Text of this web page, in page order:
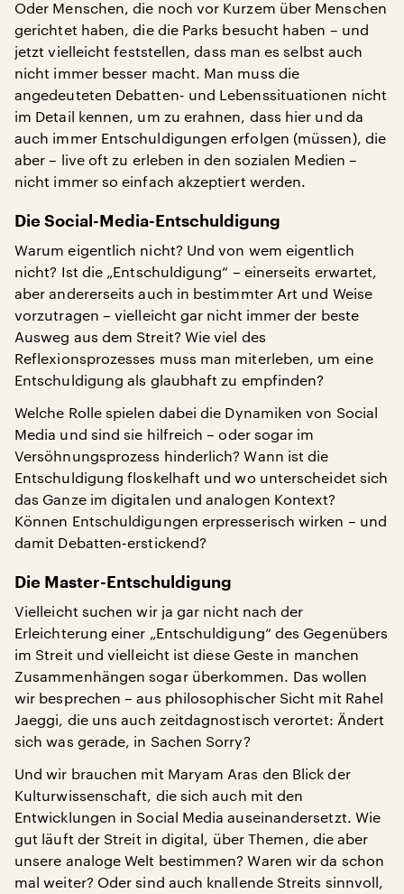
Oder Menschen, die noch vor Kurzem über Menschen
gerichtet haben, die die Parks besucht haben – und
jetzt vielleicht feststellen, dass man es selbst auch
nicht immer besser macht. Man muss die
angedeuteten Debatten- und Lebenssituationen nicht
im Detail kennen, um zu erahnen, dass hier und da
auch immer Entschuldigungen erfolgen (müssen), die
aber – live oft zu erleben in den sozialen Medien –
nicht immer so einfach akzeptiert werden.
Die Social-Media-Entschuldigung
Warum eigentlich nicht? Und von wem eigentlich
nicht? Ist die „Entschuldigung“ – einerseits erwartet,
aber andererseits auch in bestimmter Art und Weise
vorzutragen – vielleicht gar nicht immer der beste
Ausweg aus dem Streit? Wie viel des
Reflexionsprozesses muss man miterleben, um eine
Entschuldigung als glaubhaft zu empfinden?
Welche Rolle spielen dabei die Dynamiken von Social
Media und sind sie hilfreich – oder sogar im
Versöhnungsprozess hinderlich? Wann ist die
Entschuldigung floskelhaft und wo unterscheidet sich
das Ganze im digitalen und analogen Kontext?
Können Entschuldigungen erpresserisch wirken – und
damit Debatten-erstickend?
Die Master-Entschuldigung
Vielleicht suchen wir ja gar nicht nach der
Erleichterung einer „Entschuldigung“ des Gegenübers
im Streit und vielleicht ist diese Geste in manchen
Zusammenhängen sogar überkommen. Das wollen
wir besprechen – aus philosophischer Sicht mit Rahel
Jaeggi, die uns auch zeitdagnostisch verortet: Ändert
sich was gerade, in Sachen Sorry?
Und wir brauchen mit Maryam Aras den Blick der
Kulturwissenschaft, die sich auch mit den
Entwicklungen in Social Media auseinandersetzt. Wie
gut läuft der Streit in digital, über Themen, die aber
unsere analoge Welt bestimmen? Waren wir da schon
mal weiter? Oder sind auch knallende Streits sinnvoll,